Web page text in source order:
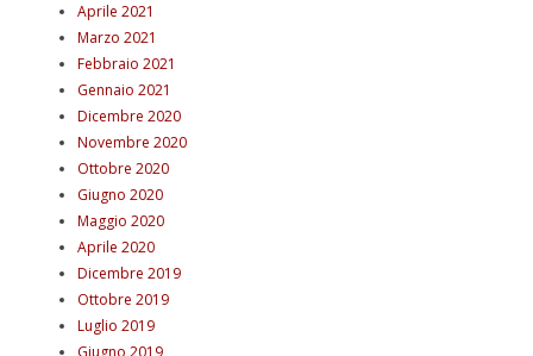
Aprile 2021
Marzo 2021
Febbraio 2021
Gennaio 2021
Dicembre 2020
Novembre 2020
Ottobre 2020
Giugno 2020
Maggio 2020
Aprile 2020
Dicembre 2019
Ottobre 2019
Luglio 2019